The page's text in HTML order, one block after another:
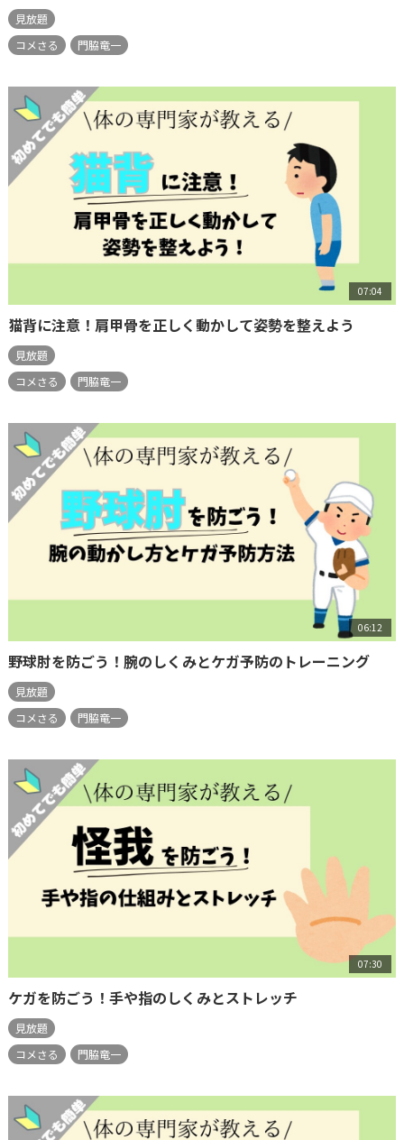
見放題
コメさる
門脇竜一
07:04
猫背に注意！肩甲骨を正しく動かして姿勢を整えよう
見放題
コメさる
門脇竜一
06:12
野球肘を防ごう！腕のしくみとケガ予防のトレーニング
見放題
コメさる
門脇竜一
07:30
ケガを防ごう！手や指のしくみとストレッチ
見放題
コメさる
門脇竜一